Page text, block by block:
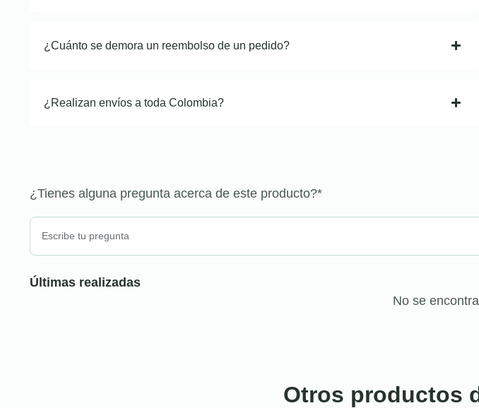
¿Cuánto se demora un reembolso de un pedido?
¿Realizan envíos a toda Colombia?
¿Tienes alguna pregunta acerca de este producto?*
Últimas realizadas
No se
Otros productos